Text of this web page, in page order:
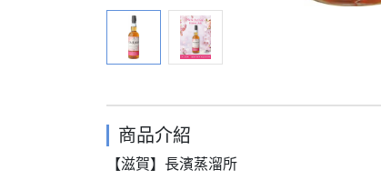
商品介紹
【滋賀】長濱蒸溜所